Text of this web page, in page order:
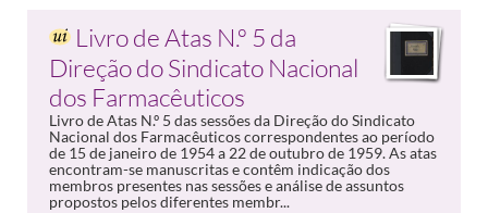
Livro de Atas N.º 5 da
Direção do Sindicato Nacional
dos Farmacêuticos
Livro de Atas N.º 5 das sessões da Direção do Sindicato
Nacional dos Farmacêuticos correspondentes ao período
de 15 de janeiro de 1954 a 22 de outubro de 1959. As atas
encontram-se manuscritas e contêm indicação dos
membros presentes nas sessões e análise de assuntos
propostos pelos diferentes membr...